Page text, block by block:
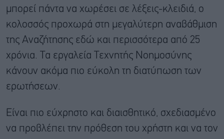
μπορεί πάντα να χωρέσει σε λέξεις-κλειδιά, ο
κολοσσός προχωρά στη μεγαλύτερη αναβάθμιση
της Αναζήτησης εδώ και περισσότερα από 25
χρόνια. Τα εργαλεία Τεχνητής Νοημοσύνης
κάνουν ακόμα πιο εύκολη τη διατύπωση των
ερωτήσεων.
Είναι πιο εύχρηστο και διαισθητικό, σχεδιασμένο
να προβλέπει την πρόθεση του χρήστη και να τον